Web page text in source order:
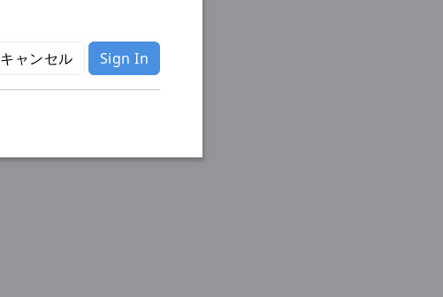
キャンセル Sign In